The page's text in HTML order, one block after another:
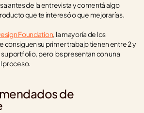
antes de la entrevista y comentá algo
que te interesó o que mejorarías.
Foundation, la mayoría de los
consiguen su primer trabajo tienen entre 2 y
portfolio, pero los presentan con una
proceso.
de